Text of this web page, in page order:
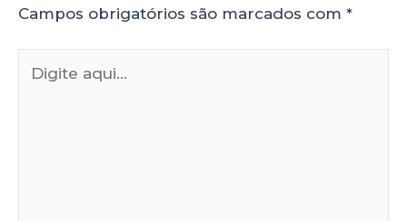
Campos obrigatórios são marcados com *